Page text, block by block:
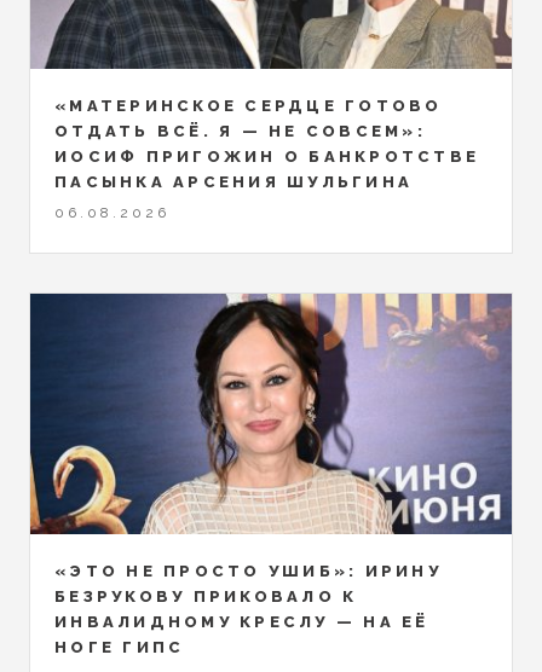
«МАТЕРИНСКОЕ СЕРДЦЕ ГОТОВО
ОТДАТЬ ВСЁ. Я — НЕ СОВСЕМ»:
ИОСИФ ПРИГОЖИН О БАНКРОТСТВЕ
ПАСЫНКА АРСЕНИЯ ШУЛЬГИНА
06.08.2026
«ЭТО НЕ ПРОСТО УШИБ»: ИРИНУ
БЕЗРУКОВУ ПРИКОВАЛО К
ИНВАЛИДНОМУ КРЕСЛУ — НА ЕЁ
НОГЕ ГИПС